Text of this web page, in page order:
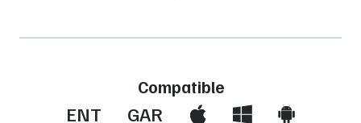
Compatible
ENT GAR